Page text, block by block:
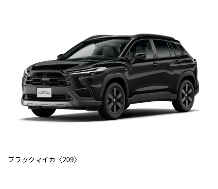
ブラックマイカ〈209〉